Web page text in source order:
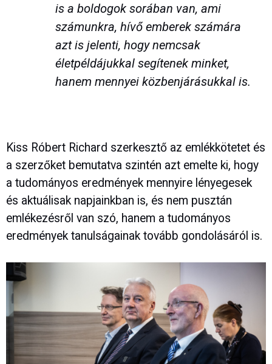
is a boldogok sorában van, ami
számunkra, hívő emberek számára
azt is jelenti, hogy nemcsak
életpéldájukkal segítenek minket,
hanem mennyei közbenjárásukkal is.
Kiss Róbert Richard szerkesztő az emlékkötetet és
a szerzőket bemutatva szintén azt emelte ki, hogy
a tudományos eredmények mennyire lényegesek
és aktuálisak napjainkban is, és nem pusztán
emlékezésről van szó, hanem a tudományos
eredmények tanulságainak tovább gondolásáról is.